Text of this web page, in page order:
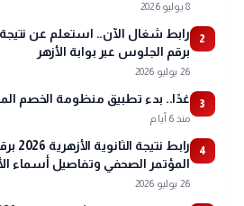
8 يوليو 2026
2
برقم الجلوس عبر بوابة الأزهر
26 يوليو 2026
3 غدًا.. بدء تطبيق منظومة الخصم
منذ 6 أيام
4
رابط
المؤتمر الصحفي وتفاصيل أسماء
26 يوليو 2026